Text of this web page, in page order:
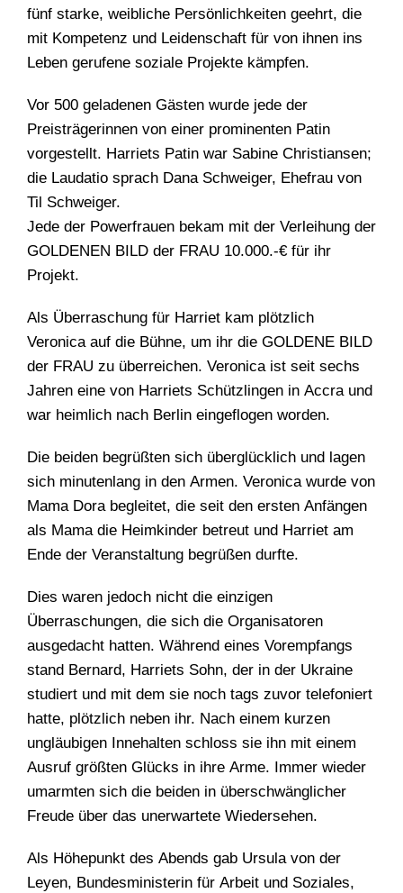
fünf starke, weibliche Persönlichkeiten geehrt, die
mit Kompetenz und Leidenschaft für von ihnen ins
Leben gerufene soziale Projekte kämpfen.
Vor 500 geladenen Gästen wurde jede der
Preisträgerinnen von einer prominenten Patin
vorgestellt. Harriets Patin war Sabine Christiansen;
die Laudatio sprach Dana Schweiger, Ehefrau von
Til Schweiger.
Jede der Powerfrauen bekam mit der Verleihung der
GOLDENEN BILD der FRAU 10.000.-€ für ihr
Projekt.
Als Überraschung für Harriet kam plötzlich
Veronica auf die Bühne, um ihr die GOLDENE BILD
der FRAU zu überreichen. Veronica ist seit sechs
Jahren eine von Harriets Schützlingen in Accra und
war heimlich nach Berlin eingeflogen worden.
Die beiden begrüßten sich überglücklich und lagen
sich minutenlang in den Armen. Veronica wurde von
Mama Dora begleitet, die seit den ersten Anfängen
als Mama die Heimkinder betreut und Harriet am
Ende der Veranstaltung begrüßen durfte.
Dies waren jedoch nicht die einzigen
Überraschungen, die sich die Organisatoren
ausgedacht hatten. Während eines Vorempfangs
stand Bernard, Harriets Sohn, der in der Ukraine
studiert und mit dem sie noch tags zuvor telefoniert
hatte, plötzlich neben ihr. Nach einem kurzen
ungläubigen Innehalten schloss sie ihn mit einem
Ausruf größten Glücks in ihre Arme. Immer wieder
umarmten sich die beiden in überschwänglicher
Freude über das unerwartete Wiedersehen.
Als Höhepunkt des Abends gab Ursula von der
Leyen, Bundesministerin für Arbeit und Soziales,